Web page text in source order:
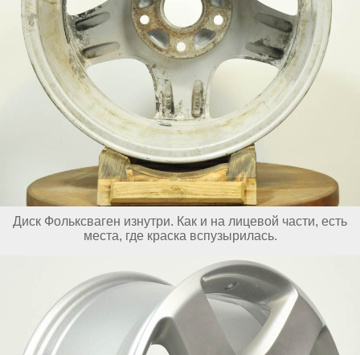
Диск Фольксваген изнутри. Как и на лицевой части, есть
места, где краска вспузырилась.